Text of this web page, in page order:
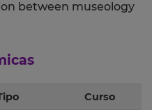
between museology
Curso